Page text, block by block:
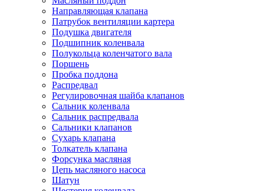
Направляющая клапана
Патрубок вентиляции картера
Подушка двигателя
Подшипник коленвала
Полукольца коленчатого вала
Поршень
Пробка поддона
Распредвал
Регулировочная шайба клапанов
Сальник коленвала
Сальник распредвала
Сальники клапанов
Сухарь клапана
Толкатель клапана
Форсунка масляная
Цепь масляного насоса
Шатун